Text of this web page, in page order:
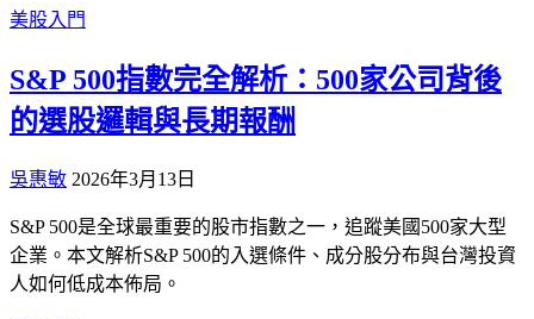
美股入門
S&P 500指數完全解析：500家公司背後
的選股邏輯與長期報酬
吳惠敏 2026年3月13日
S&P 500是全球最重要的股市指數之一，追蹤美國500家大型
企業。本文解析S&P 500的入選條件、成分股分布與台灣投資
人如何低成本佈局。